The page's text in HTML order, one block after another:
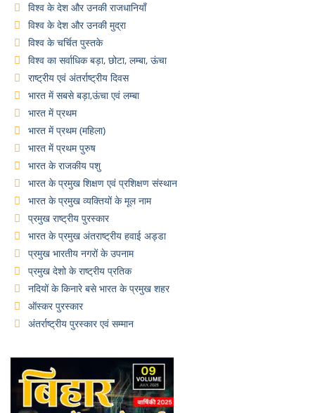
विश्व के देश और उनकी राजधानियाँ
विश्व के देश और उनकी मुद्रा
विश्व के चर्चित पुस्तके
विश्व का सर्वाधिक बड़ा, छोटा, लम्बा, ऊंचा
राष्ट्रीय एवं अंतर्राष्ट्रीय दिवस
भारत में सबसे बड़ा,ऊंचा एवं लम्बा
भारत में प्रथम
भारत में प्रथम (महिला)
भारत में प्रथम पुरुष
भारत के राजकीय पशु
भारत के प्रमुख शिक्षण एवं प्रशिक्षण संस्थान
भारत के प्रमुख व्यक्तियों के मूल नाम
प्रमुख राष्ट्रीय पुरस्कार
भारत के प्रमुख अंतराष्ट्रीय हवाई अड्डा
प्रमुख भारतीय नगरों के उपनाम
प्रमुख देशो के राष्ट्रीय प्रतिक
नदियों के किनारे बसे भारत के प्रमुख शहर
ऑस्कर पुरस्कार
अंतर्राष्ट्रीय पुरस्कार एवं सम्मान